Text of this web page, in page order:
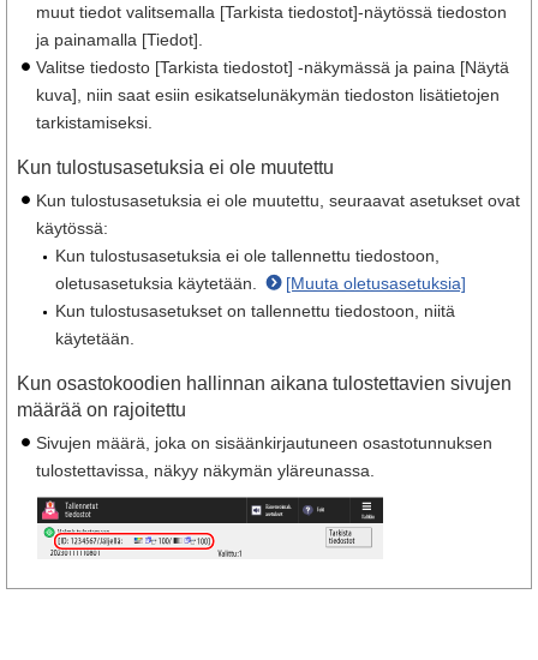
muut tiedot valitsemalla [Tarkista tiedostot]-näytössä tiedoston
ja painamalla [Tiedot].
Valitse tiedosto [Tarkista tiedostot] -näkymässä ja paina [Näytä
kuva], niin saat esiin esikatselunäkymän tiedoston lisätietojen
tarkistamiseksi.
Kun tulostusasetuksia ei ole muutettu
Kun tulostusasetuksia ei ole muutettu, seuraavat asetukset ovat
käytössä:
Kun tulostusasetuksia ei ole tallennettu tiedostoon,
oletusasetuksia käytetään.
[Muuta oletusasetuksia]
Kun tulostusasetukset on tallennettu tiedostoon, niitä
käytetään.
Kun osastokoodien hallinnan aikana tulostettavien sivujen
määrää on rajoitettu
Sivujen määrä, joka on sisäänkirjautuneen osastotunnuksen
tulostettavissa, näkyy näkymän yläreunassa.